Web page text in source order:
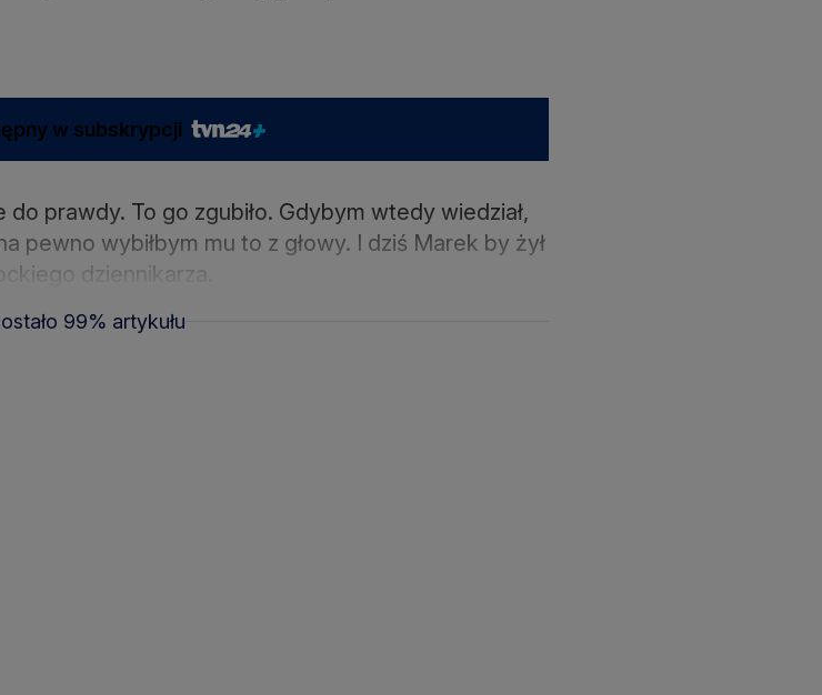
w subskrypcji
prawdy. To go zgubiło. Gdybym wtedy wiedział,
pewno wybiłbym mu to z głowy. I dziś Marek by żył
dziennikarza.
99% artykułu